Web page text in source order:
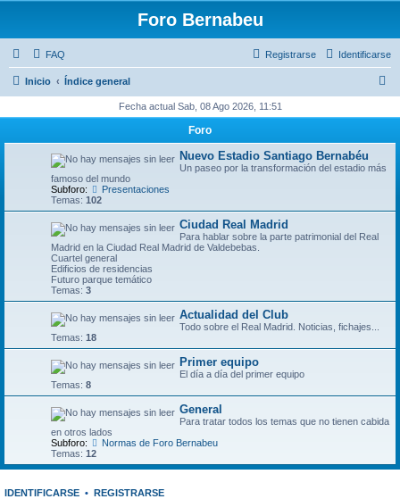
Foro Bernabeu
FAQ Identificarse
Registrarse
Inicio Índice general
c
Fecha actual Sab, 08 Ago 2026, 11:51
Foro
Nuevo Estadio Santiago Bernabéu
Un paseo por la transformación del estadio más
famoso del mundo
Subforo:
Presentaciones
Temas: 102
Ciudad Real Madrid
Para hablar sobre la parte patrimonial del Real
Madrid en la Ciudad Real Madrid de Valdebebas.
Cuartel general
Edificios de residencias
Futuro parque temático
Temas: 3
Actualidad del Club
Todo sobre el Real Madrid. Noticias, fichajes...
Temas: 18
Primer equipo
El día a día del primer equipo
Temas: 8
General
Para tratar todos los temas que no tienen cabida
en otros lados
Subforo:
Normas de Foro Bernabeu
Temas: 12
IDENTIFICARSE • REGISTRARSE